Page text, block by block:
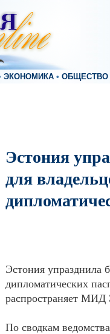
ЭКОНОМИКА • ОБЩЕСТВО
Эстония
для
Эстония упразднила
дипломатических
распространяет МИД
По сводкам